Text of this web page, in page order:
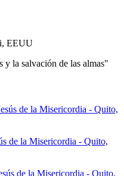
y la salvación de las almas"